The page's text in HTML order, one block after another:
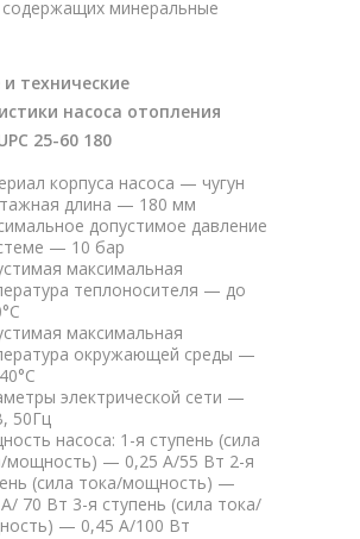
минеральные
технические
насоса отопления
25-60 180
корпуса насоса — чугун
длина — 180 мм
допустимое давление
— 10 бар
максимальная
теплоносителя — до
максимальная
окружающей среды —
электрической сети —
50Гц
насоса: 1-я ступень (сила
мощность) — 0,25 А/55 Вт 2-я
(сила тока/мощность) —
70 Вт 3-я ступень (сила тока/
— 0,45 А/100 Вт